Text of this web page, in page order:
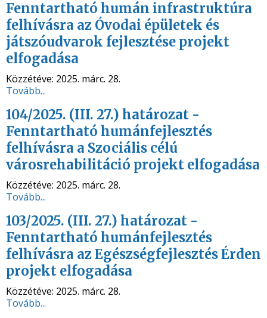
Fenntartható humán infrastruktúra
felhívásra az Óvodai épületek és
játszóudvarok fejlesztése projekt
elfogadása
Közzétéve: 2025. márc. 28.
Tovább...
104/2025. (III. 27.) határozat -
Fenntartható humánfejlesztés
felhívásra a Szociális célú
városrehabilitáció projekt elfogadása
Közzétéve: 2025. márc. 28.
Tovább...
103/2025. (III. 27.) határozat -
Fenntartható humánfejlesztés
felhívásra az Egészségfejlesztés Érden
projekt elfogadása
Közzétéve: 2025. márc. 28.
Tovább...